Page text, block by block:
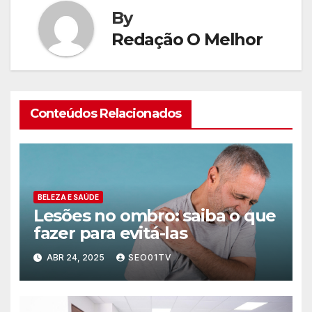
By
Redação O Melhor
Conteúdos Relacionados
BELEZA E SAÚDE
Lesões no ombro: saiba o que
fazer para evitá-las
ABR 24, 2025 SEO01TV